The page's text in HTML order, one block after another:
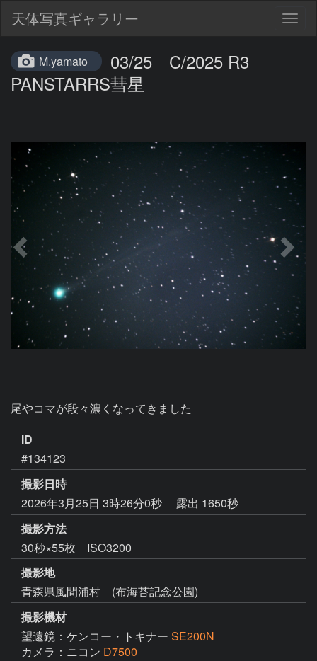
天体写真ギャラリー
M.yamato
03/25 C/2025 R3
PANSTARRS彗星
尾やコマが段々濃くなってきました
ID
#134123
撮影日時
2026年3月25日 3時26分0秒
露出 1650秒
撮影方法
30秒×55枚 ISO3200
撮影地
青森県風間浦村 (布海苔記念公園)
撮影機材
望遠鏡：ケンコー・トキナー SE200N
カメラ：ニコン D7500